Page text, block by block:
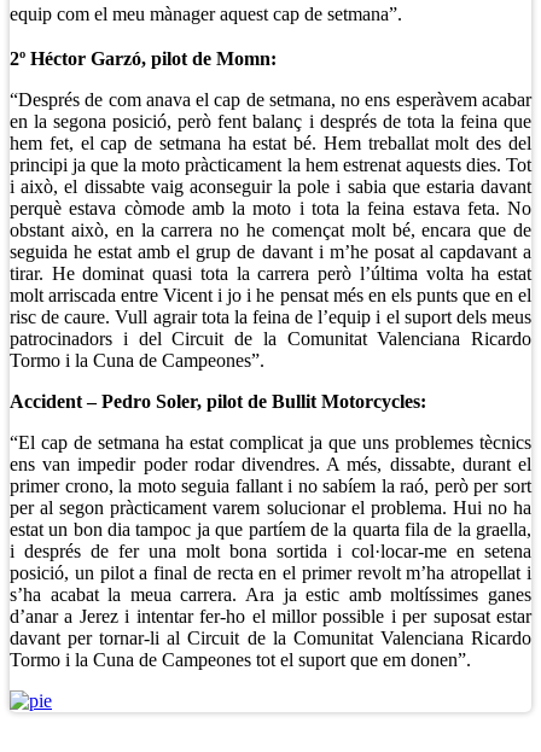
equip com el meu mànager aquest cap de setmana”.
2º Héctor Garzó, pilot de Momn:
“Després de com anava el cap de setmana, no ens esperàvem acabar
en la segona posició, però fent balanç i després de tota la feina que
hem fet, el cap de setmana ha estat bé. Hem treballat molt des del
principi ja que la moto pràcticament la hem estrenat aquests dies. Tot
i això, el dissabte vaig aconseguir la pole i sabia que estaria davant
perquè estava còmode amb la moto i tota la feina estava feta. No
obstant això, en la carrera no he començat molt bé, encara que de
seguida he estat amb el grup de davant i m’he posat al capdavant a
tirar. He dominat quasi tota la carrera però l’última volta ha estat
molt arriscada entre Vicent i jo i he pensat més en els punts que en el
risc de caure. Vull agrair tota la feina de l’equip i el suport dels meus
patrocinadors i del Circuit de la Comunitat Valenciana Ricardo
Tormo i la Cuna de Campeones”.
Accident – Pedro Soler, pilot de Bullit Motorcycles:
“El cap de setmana ha estat complicat ja que uns problemes tècnics
ens van impedir poder rodar divendres. A més, dissabte, durant el
primer crono, la moto seguia fallant i no sabíem la raó, però per sort
per al segon pràcticament varem solucionar el problema. Hui no ha
estat un bon dia tampoc ja que partíem de la quarta fila de la graella,
i després de fer una molt bona sortida i col·locar-me en setena
posició, un pilot a final de recta en el primer revolt m’ha atropellat i
s’ha acabat la meua carrera. Ara ja estic amb moltíssimes ganes
d’anar a Jerez i intentar fer-ho el millor possible i per suposat estar
davant per tornar-li al Circuit de la Comunitat Valenciana Ricardo
Tormo i la Cuna de Campeones tot el suport que em donen”.